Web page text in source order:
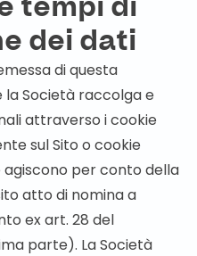
dei dati
di questa
Società raccolga e
attraverso i cookie
sul Sito o cookie
per conto della
atto di nomina a
ex art. 28 del
parte). La Società